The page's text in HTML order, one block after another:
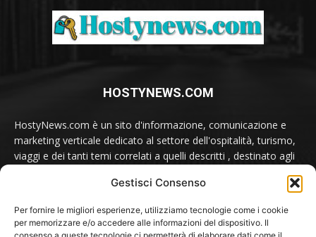
Gestisci Consenso
Per fornire le migliori esperienze, utilizziamo tecnologie come i cookie
per memorizzare e/o accedere alle informazioni del dispositivo. Il
HOSTYNEWS.COM
HostyNews.com è un sito d'informazione, comunicazione e
marketing verticale dedicato al settore dell'ospitalità, turismo,
viaggi e dei tanti temi correlati a quelli descritti , destinato agli